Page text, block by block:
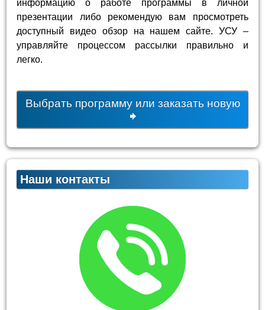
информацию о работе программы в личной
презентации либо рекомендую вам просмотреть
доступный видео обзор на нашем сайте. УСУ –
управляйте процессом рассылки правильно и
легко.
Выбрать программу или заказать новую
Наши контакты